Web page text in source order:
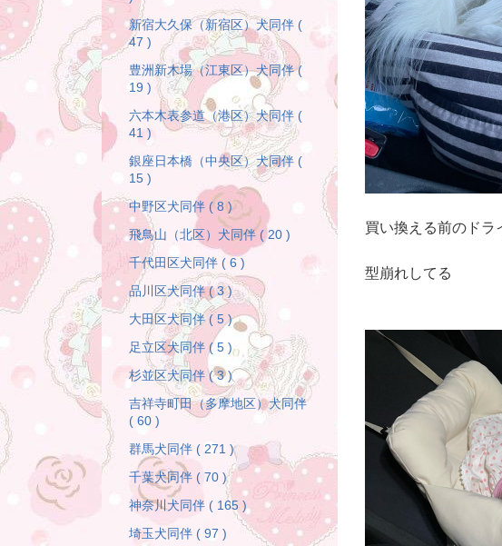
買い換える前のドラ
型崩れしてる
新宿大久保（新宿区）犬同伴 (
47 )
豊洲新木場（江東区）犬同伴 (
19 )
六本木表参道（港区）犬同伴 (
41 )
銀座日本橋（中央区）犬同伴 (
15 )
中野区犬同伴 ( 8 )
飛鳥山（北区）犬同伴 ( 20 )
千代田区犬同伴 ( 6 )
品川区犬同伴 ( 3 )
大田区犬同伴 ( 5 )
足立区犬同伴 ( 5 )
杉並区犬同伴 ( 3 )
吉祥寺町田（多摩地区）犬同伴
( 60 )
群馬犬同伴 ( 271 )
千葉犬同伴 ( 70 )
神奈川犬同伴 ( 165 )
埼玉犬同伴 ( 97 )